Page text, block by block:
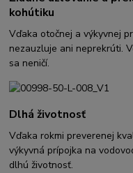
kohútiku
Vďaka otočnej a výkyvnej
nezauzluje ani neprekrúti.
sa neničí.
Dlhá životnosť
Vďaka rokmi preverenej
výkyvná prípojka na
dlhú životnosť.